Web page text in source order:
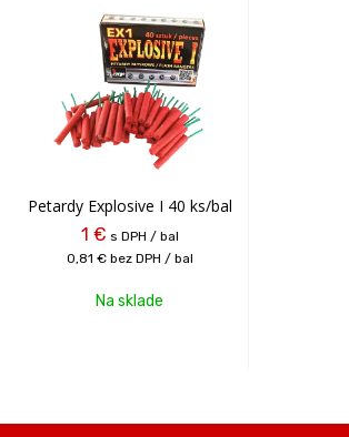
Petardy Explosive I 40 ks/bal
1 € s DPH / bal
0,81 € bez DPH / bal
Na sklade